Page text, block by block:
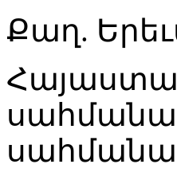
Քաղ.